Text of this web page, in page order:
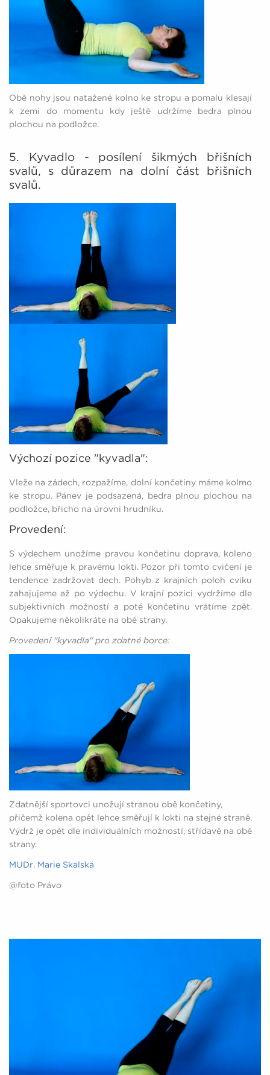
Obě nohy jsou natažené kolno ke stropu a pomalu klesají
k zemi do momentu kdy ještě udržíme bedra plnou
plochou na podložce.
5. Kyvadlo - posílení šikmých břišních
svalů, s důrazem na dolní část břišních
svalů.
Výchozí pozice "kyvadla":
Vleže na zádech, rozpažíme, dolní končetiny máme kolmo
ke stropu. Pánev je podsazená, bedra plnou plochou na
podložce, břicho na úrovni hrudníku.
Provedení:
S výdechem unožíme pravou končetinu doprava, koleno
lehce směřuje k pravému lokti. Pozor při tomto cvičení je
tendence zadržovat dech. Pohyb z krajních poloh cviku
zahajujeme až po výdechu. V krajní pozici vydržíme dle
subjektivních možností a poté končetinu vrátíme zpět.
Opakujeme několikráte na obě strany.
Provedení "kyvadla" pro zdatné borce:
Zdatnější sportovci unožují stranou obě končetiny,
přičemž kolena opět lehce směřují k lokti na stejné straně.
Výdrž je opět dle individuálních možností, střídavě na obě
strany.
MUDr. Marie Skalská
@foto Právo